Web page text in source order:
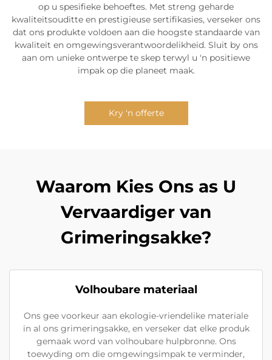
op u spesifieke behoeftes. Met streng geharde
kwaliteitsouditte en prestigieuse sertifikasies, verseker ons
dat ons produkte voldoen aan die hoogste standaarde van
kwaliteit en omgewingsverantwoordelikheid. Sluit by ons
aan om unieke ontwerpe te skep terwyl u 'n positiewe
impak op die planeet maak.
Kry 'n offerte
Waarom Kies Ons as U
Vervaardiger van
Grimeringsakke?
Volhoubare materiaal
Ons gee voorkeur aan ekologie-vriendelike materiale
in al ons grimeringsakke, en verseker dat elke produk
gemaak word van volhoubare hulpbronne. Ons
toewyding om die omgewingsimpak te verminder,